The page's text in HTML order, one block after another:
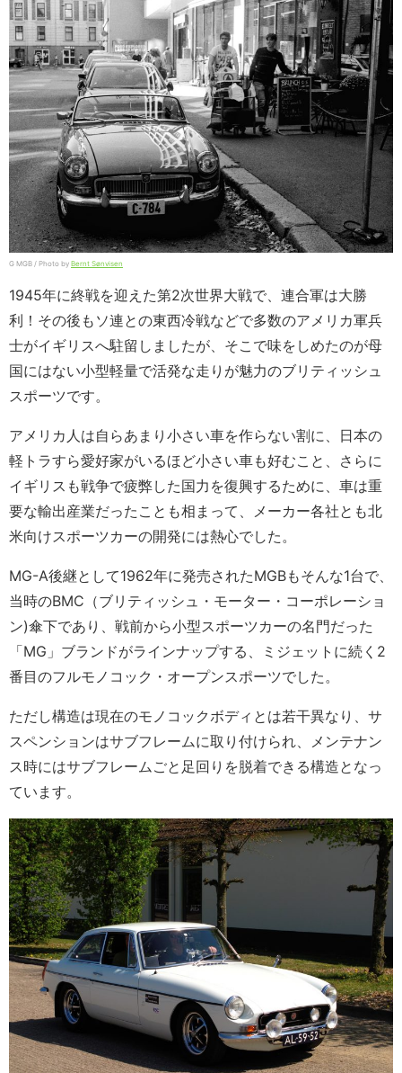
G MGB / Photo by Bernt Sønvisen
1945年に終戦を迎えた第2次世界大戦で、連合軍は大勝
利！その後もソ連との東西冷戦などで多数のアメリカ軍兵
士がイギリスへ駐留しましたが、そこで味をしめたのが母
国にはない小型軽量で活発な走りが魅力のブリティッシュ
スポーツです。
アメリカ人は自らあまり小さい車を作らない割に、日本の
軽トラすら愛好家がいるほど小さい車も好むこと、さらに
イギリスも戦争で疲弊した国力を復興するために、車は重
要な輸出産業だったことも相まって、メーカー各社とも北
米向けスポーツカーの開発には熱心でした。
MG-A後継として1962年に発売されたMGBもそんな1台で、
当時のBMC（ブリティッシュ・モーター・コーポレーショ
ン)傘下であり、戦前から小型スポーツカーの名門だった
「MG」ブランドがラインナップする、ミジェットに続く2
番目のフルモノコック・オープンスポーツでした。
ただし構造は現在のモノコックボディとは若干異なり、サ
スペンションはサブフレームに取り付けられ、メンテナン
ス時にはサブフレームごと足回りを脱着できる構造となっ
ています。